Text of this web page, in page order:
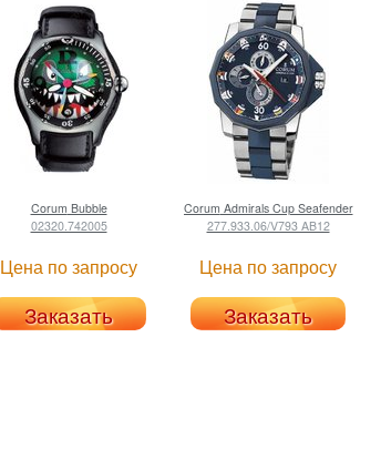
Corum Bubble
02320.742005
Цена по запросу
Заказать
Corum Admirals Cup Seafender
277.933.06/V793 AB12
Цена по запросу
Заказать